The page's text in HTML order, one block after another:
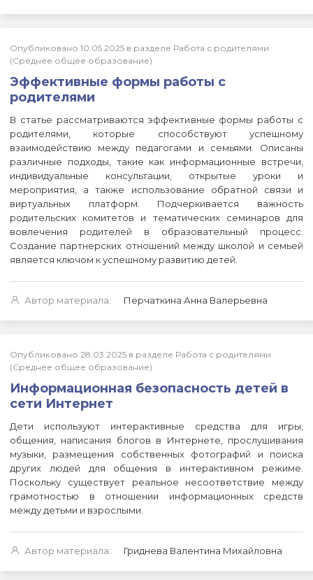
Опубликовано 10.05.2025 в разделе Работа с родителями
(Среднее общее образование)
Эффективные формы работы с
родителями
В статье рассматриваются эффективные формы работы с
родителями, которые способствуют успешному
взаимодействию между педагогами и семьями. Описаны
различные подходы, такие как информационные встречи,
индивидуальные консультации, открытые уроки и
мероприятия, а также использование обратной связи и
виртуальных платформ. Подчеркивается важность
родительских комитетов и тематических семинаров для
вовлечения родителей в образовательный процесс.
Создание партнерских отношений между школой и семьей
является ключом к успешному развитию детей.
Автор материала: Перчаткина Анна Валерьевна
Опубликовано 28.03.2025 в разделе Работа с родителями
(Среднее общее образование)
Информационная безопасность детей в
сети Интернет
Дети используют интерактивные средства для игры,
общения, написания блогов в Интернете, прослушивания
музыки, размещения собственных фотографий и поиска
других людей для общения в интерактивном режиме.
Поскольку существует реальное несоответствие между
грамотностью в отношении информационных средств
между детьми и взрослыми.
Автор материала: Гриднева Валентина Михайловна